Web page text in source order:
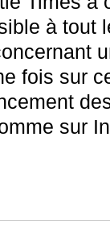
à tout
fois sur
sur